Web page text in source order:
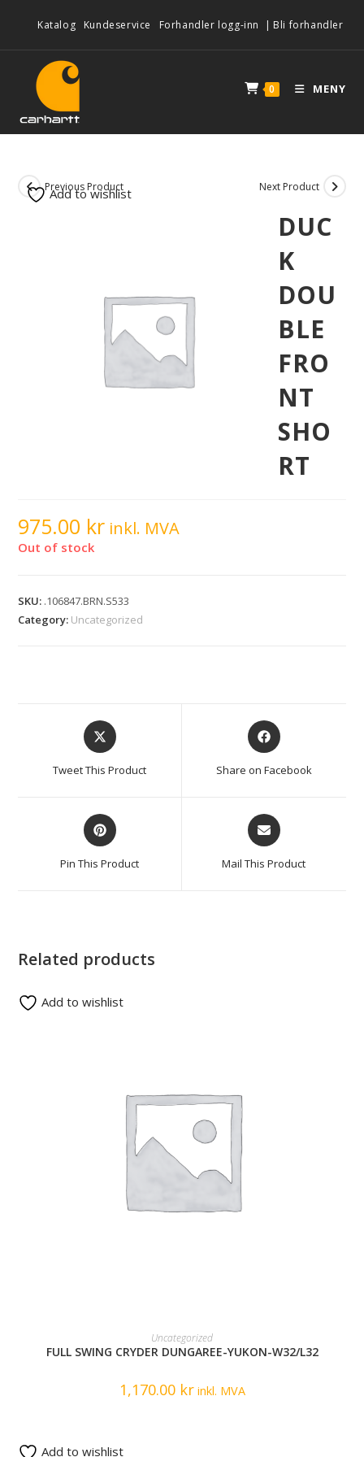
Katalog Kundeservice Forhandler logg-inn | Bli forhandler
0 MENY
Previous Product Next Product
DUC
K
DOU
BLE
FRO
NT
SHO
RT
975.00 kr inkl. MVA
Out of stock
SKU: .106847.BRN.S533
Category: Uncategorized
Add to wishlist
Tweet This Product Share on Facebook
Pin This Product Mail This Product
Related products
READ MORE
Uncategorized
FULL SWING CRYDER DUNGAREE-YUKON-W32/L32
1,170.00 krinkl. MVA
Add to wishlist
Add to wishlist